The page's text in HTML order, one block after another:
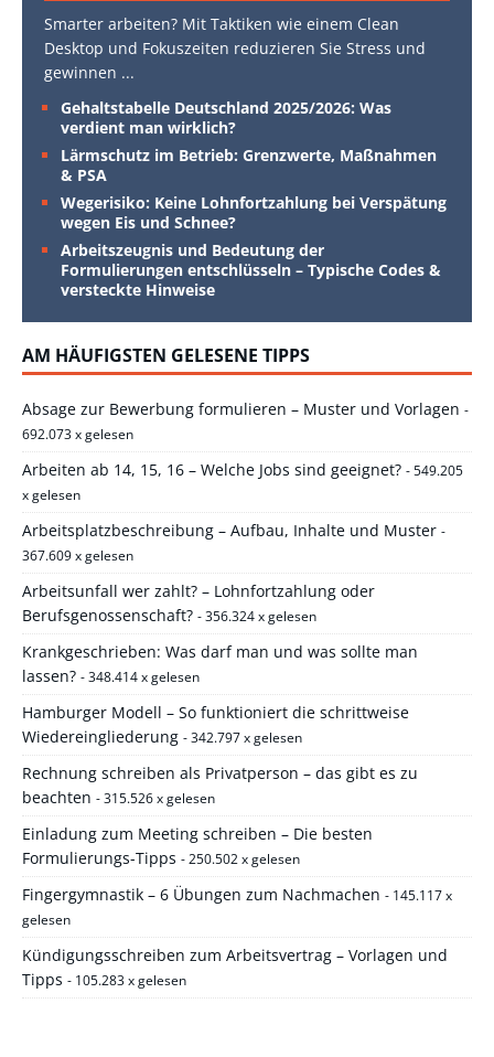
Smarter arbeiten? Mit Taktiken wie einem Clean
Desktop und Fokuszeiten reduzieren Sie Stress und
gewinnen ...
Gehaltstabelle Deutschland 2025/2026: Was
verdient man wirklich?
Lärmschutz im Betrieb: Grenzwerte, Maßnahmen
& PSA
Wegerisiko: Keine Lohnfortzahlung bei Verspätung
wegen Eis und Schnee?
Arbeitszeugnis und Bedeutung der
Formulierungen entschlüsseln – Typische Codes &
versteckte Hinweise
AM HÄUFIGSTEN GELESENE TIPPS
Absage zur Bewerbung formulieren – Muster und Vorlagen -
692.073 x gelesen
Arbeiten ab 14, 15, 16 – Welche Jobs sind geeignet? - 549.205
x gelesen
Arbeitsplatzbeschreibung – Aufbau, Inhalte und Muster -
367.609 x gelesen
Arbeitsunfall wer zahlt? – Lohnfortzahlung oder
Berufsgenossenschaft? - 356.324 x gelesen
Krankgeschrieben: Was darf man und was sollte man
lassen? - 348.414 x gelesen
Hamburger Modell – So funktioniert die schrittweise
Wiedereingliederung - 342.797 x gelesen
Rechnung schreiben als Privatperson – das gibt es zu
beachten - 315.526 x gelesen
Einladung zum Meeting schreiben – Die besten
Formulierungs-Tipps - 250.502 x gelesen
Fingergymnastik – 6 Übungen zum Nachmachen - 145.117 x
gelesen
Kündigungsschreiben zum Arbeitsvertrag – Vorlagen und
Tipps - 105.283 x gelesen